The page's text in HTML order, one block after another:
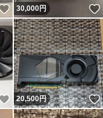
いいね！
30,000円
いいね！
20,500円